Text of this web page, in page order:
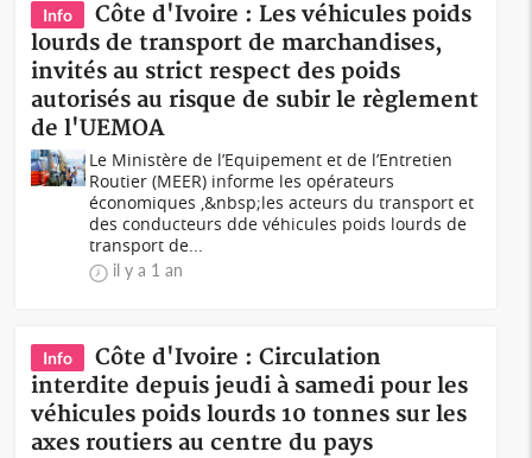
Info
Côte d'Ivoire : Les véhicules poids
lourds de transport de marchandises,
invités au strict respect des poids
autorisés au risque de subir le règlement
de l'UEMOA
Le Ministère de l’Equipement et de l’Entretien
Routier (MEER) informe les opérateurs
économiques ,&nbsp;les acteurs du transport et
des conducteurs dde véhicules poids lourds de
transport de...
il y a 1 an
Info
Côte d'Ivoire : Circulation
interdite depuis jeudi à samedi pour les
véhicules poids lourds 10 tonnes sur les
axes routiers au centre du pays